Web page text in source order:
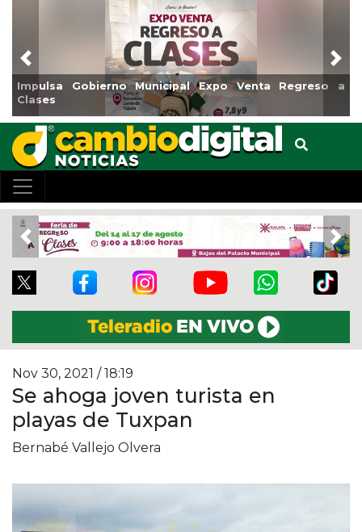
Impulsa Gobierno Municipal Expo Venta Regreso a
Clases
Previous
Previous
Nov 30, 2021 / 18:19
Se ahoga joven turista en
playas de Tuxpan
Bernabé Vallejo Olvera